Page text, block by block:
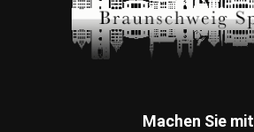
Machen Sie mit